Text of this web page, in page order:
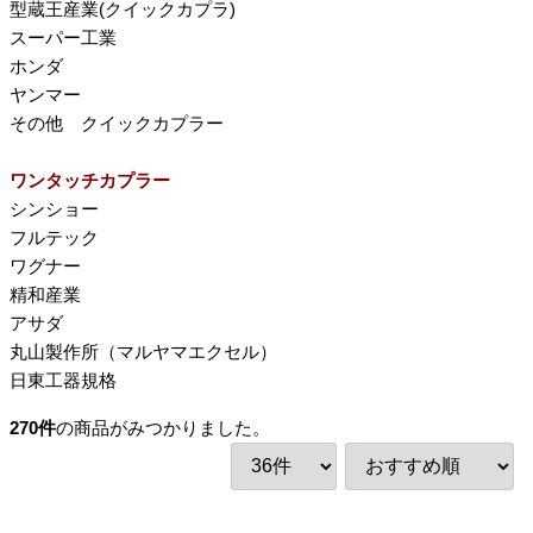
型蔵王産業(クイックカプラ)
スーパー工業
ホンダ
ヤンマー
その他 クイックカプラー
ワンタッチカプラー
シンショー
フルテック
ワグナー
精和産業
アサダ
丸山製作所（マルヤマエクセル）
日東工器規格
270件の商品がみつかりました。